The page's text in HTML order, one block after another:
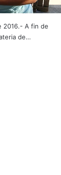
2016.- A fin de
de…